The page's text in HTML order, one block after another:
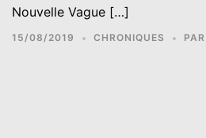
Nouvelle Vague […]
15/08/2019 CHRONIQUES PAR